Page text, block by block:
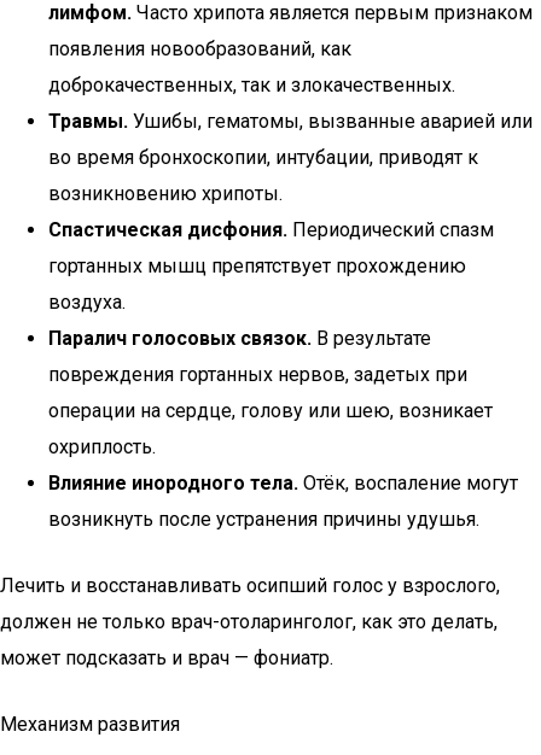
лимфом. Часто хрипота является первым признаком
появления новообразований, как
доброкачественных, так и злокачественных.
Травмы. Ушибы, гематомы, вызванные аварией или
во время бронхоскопии, интубации, приводят к
возникновению хрипоты.
Спастическая дисфония. Периодический спазм
гортанных мышц препятствует прохождению
воздуха.
Паралич голосовых связок. В результате
повреждения гортанных нервов, задетых при
операции на сердце, голову или шею, возникает
охриплость.
Влияние инородного тела. Отёк, воспаление могут
возникнуть после устранения причины удушья.
Лечить и восстанавливать осипший голос у взрослого,
должен не только врач-отоларинголог, как это делать,
может подсказать и врач — фониатр.
Механизм развития